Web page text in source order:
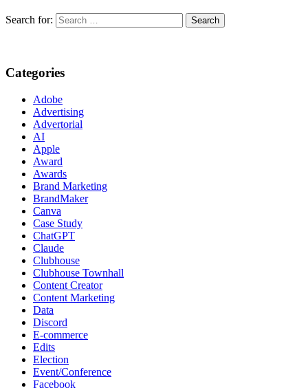
Search for:
Categories
Adobe
Advertising
Advertorial
AI
Apple
Award
Awards
Brand Marketing
BrandMaker
Canva
Case Study
ChatGPT
Claude
Clubhouse
Clubhouse Townhall
Content Creator
Content Marketing
Data
Discord
E-commerce
Edits
Election
Event/Conference
Facebook